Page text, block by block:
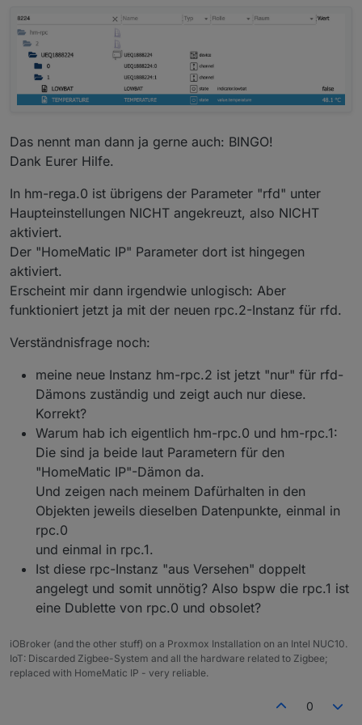
Das nennt man dann ja gerne auch: BINGO!
Dank Eurer Hilfe.
In hm-rega.0 ist übrigens der Parameter "rfd" unter
Haupteinstellungen NICHT angekreuzt, also NICHT
aktiviert.
Der "HomeMatic IP" Parameter dort ist hingegen
aktiviert.
Erscheint mir dann irgendwie unlogisch: Aber
funktioniert jetzt ja mit der neuen rpc.2-Instanz für rfd.
Verständnisfrage noch:
meine neue Instanz hm-rpc.2 ist jetzt "nur" für rfd-
Dämons zuständig und zeigt auch nur diese.
Korrekt?
Warum hab ich eigentlich hm-rpc.0 und hm-rpc.1:
Die sind ja beide laut Parametern für den
"HomeMatic IP"-Dämon da.
Und zeigen nach meinem Dafürhalten in den
Objekten jeweils dieselben Datenpunkte, einmal in
rpc.0
und einmal in rpc.1.
Ist diese rpc-Instanz "aus Versehen" doppelt
angelegt und somit unnötig? Also bspw die rpc.1 ist
eine Dublette von rpc.0 und obsolet?
iOBroker (and the other stuff) on a Proxmox Installation on an Intel NUC10.
IoT: Discarded Zigbee-System and all the hardware related to Zigbee;
replaced with HomeMatic IP - very reliable.
0